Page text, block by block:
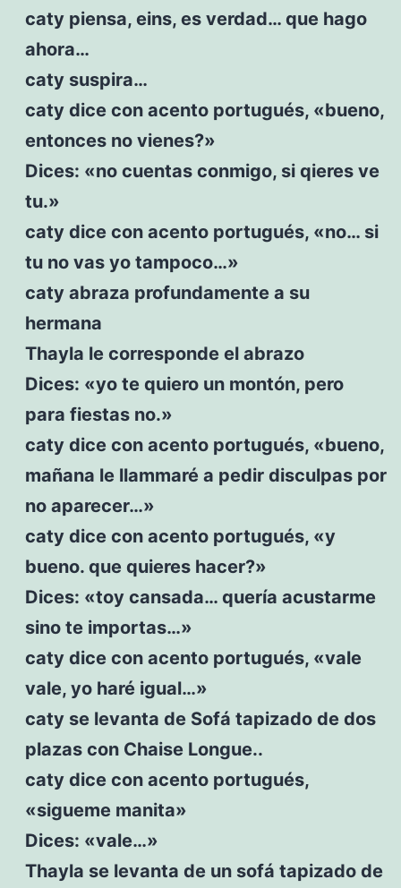
caty piensa, eins, es verdad… que hago
ahora…
caty suspira…
caty dice con acento portugués, «bueno,
entonces no vienes?»
Dices: «no cuentas conmigo, si qieres ve
tu.»
caty dice con acento portugués, «no… si
tu no vas yo tampoco…»
caty abraza profundamente a su
hermana
Thayla le corresponde el abrazo
Dices: «yo te quiero un montón, pero
para fiestas no.»
caty dice con acento portugués, «bueno,
mañana le llammaré a pedir disculpas por
no aparecer…»
caty dice con acento portugués, «y
bueno. que quieres hacer?»
Dices: «toy cansada… quería acustarme
sino te importas…»
caty dice con acento portugués, «vale
vale, yo haré igual…»
caty se levanta de Sofá tapizado de dos
plazas con Chaise Longue..
caty dice con acento portugués,
«sigueme manita»
Dices: «vale…»
Thayla se levanta de un sofá tapizado de